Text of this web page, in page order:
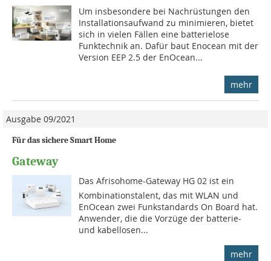
Um insbesondere bei Nachrüs­tungen den
Installationsauf­wand zu minimieren, bietet
sich in vielen Fällen eine batterielose
Funktechnik an. Dafür baut Enocean mit der
Version EEP 2.5 der EnOcean...
mehr
Ausgabe 09/2021
Für das sichere Smart Home
Gateway
Das Afrisohome-Gateway HG 02 ist ein
Kombinationstalent, das mit WLAN und
EnOcean zwei Funkstandards On Board hat.
Anwender, die die Vorzüge der batterie-
und kabellosen...
mehr